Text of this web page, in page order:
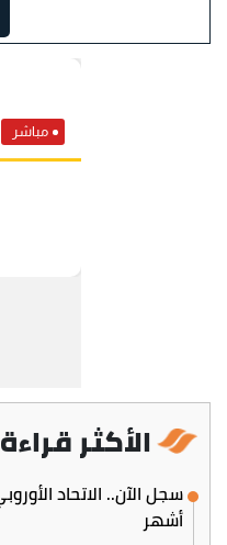
الأكثر قراءة
أشهر